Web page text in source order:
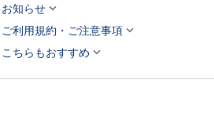
お知らせ
ご利用規約・ご注意事項
こちらもおすすめ 